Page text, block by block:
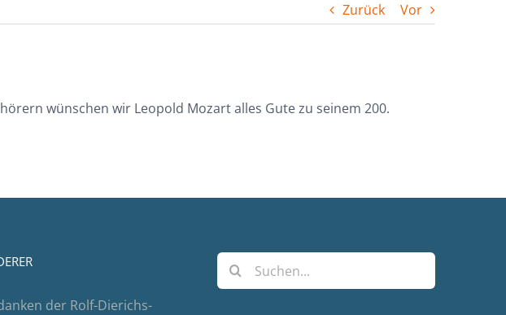
Zurück Vor
wünschen wir Leopold Mozart alles Gute zu seinem 200.
der Rolf-Dierichs-
Suche
nach: